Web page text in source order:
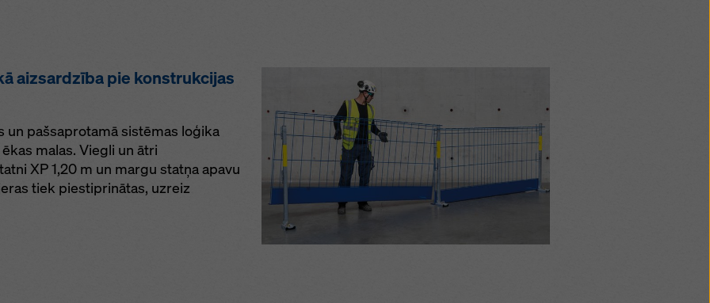
aizsardzība pie konstrukcijas
un pašsaprotamā sistēmas loģika
malas. Viegli un ātri
XP 1,20 m un margu statņa apavu
tiek piestiprinātas, uzreiz